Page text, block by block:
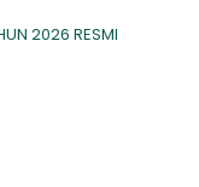
2026 RESMI